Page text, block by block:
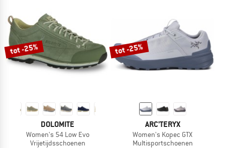
tot -25%
DOLOMITE
Women's 54 Low Evo
Vrijetijdsschoenen
tot -25%
ARC'TERYX
Women's Kopec GTX
Multisportschoenen